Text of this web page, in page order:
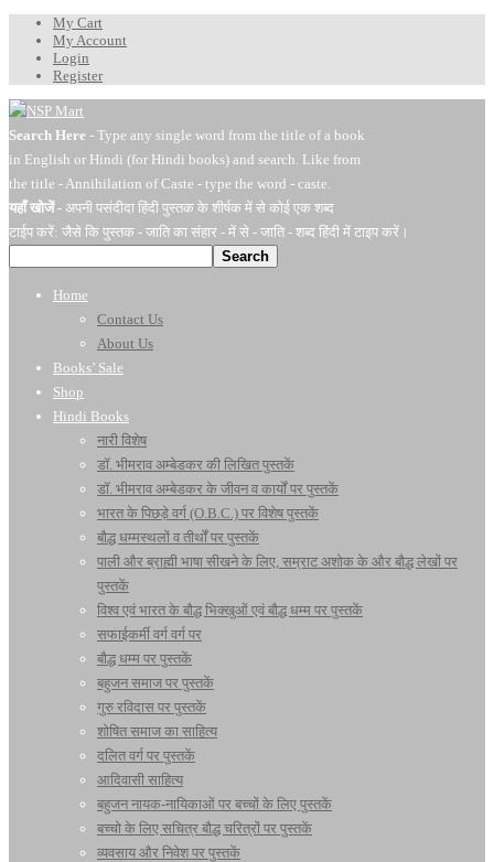
My Cart
My Account
Login
Register
Search Here - Type any single word from the title of a book
in English or Hindi (for Hindi books) and search. Like from
the title - Annihilation of Caste - type the word - caste.
यहाँ खोजें- अपनी पसंदीदा हिंदी पुस्तक के शीर्षक में से कोई एक शब्द
टाईप करें: जैसे कि पुस्तक - जाति का संहार - में से - जाति - शब्द हिंदी में टाइप करें।
Search
Home
Contact Us
About Us
Books’ Sale
Shop
Hindi Books
नारी विशेष
डॉ. भीमराव अम्बेडकर की लिखित पुस्तकें
डॉ. भीमराव अम्बेडकर के जीवन व कार्यों पर पुस्तकें
भारत के पिछड़े वर्ग (O.B.C.) पर विशेष पुस्तकें
बौद्ध धम्मस्थलों व तीर्थों पर पुस्तकें
पाली और ब्राह्मी भाषा सीखने के लिए, सम्राट अशोक के और बौद्ध लेखों पर
पुस्तकें
विश्व एवं भारत के बौद्ध भिक्खुओं एवं बौद्ध धम्म पर पुस्तकें
सफाईकर्मी वर्ग वर्ग पर
बौद्ध धम्म पर पुस्तकें
बहुजन समाज पर पुस्तकें
गुरु रविदास पर पुस्तकें
शोषित समाज का साहित्य
दलित वर्ग पर पुस्तकें
आदिवासी साहित्य
बहुजन नायक-नायिकाओं पर बच्चों के लिए पुस्तकें
बच्चो के लिए सचित्र बौद्ध चरित्रों पर पुस्तकें
व्यवसाय और निवेश पर पुस्तकें